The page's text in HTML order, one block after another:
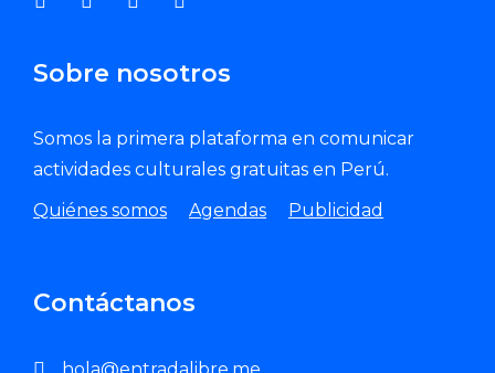
Sobre nosotros
Somos la primera plataforma en comunicar
actividades culturales gratuitas en Perú.
Quiénes somos
Agendas Publicidad
Contáctanos